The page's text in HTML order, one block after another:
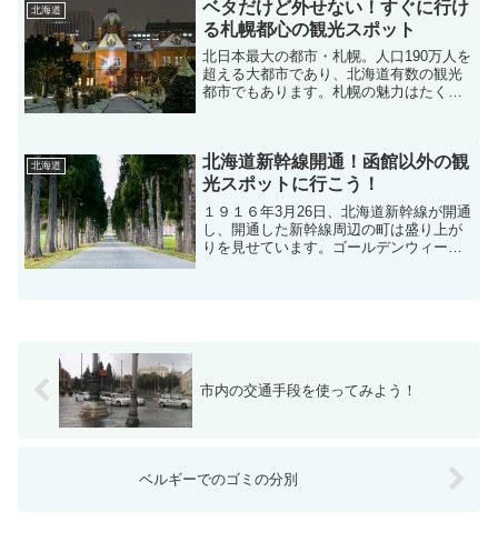
幌国際芸術祭が行われている...
北海道
ベタだけど外せない！すぐに行け
る札幌都心の観光スポット
北日本最大の都市・札幌。人口190万人を
超える大都市であり、北海道有数の観光
都市でもあります。札幌の魅力はたくさ
くつかご紹介します！...
北海道
北海道新幹線開通！函館以外の観
光スポットに行こう！
１９１６年3月26日、北海道新幹線が開通
し、開通した新幹線周辺の町は盛り上が
りを見せています。ゴールデンウィーク
市内の交通手段を使ってみよう！
ベルギーでのゴミの分別